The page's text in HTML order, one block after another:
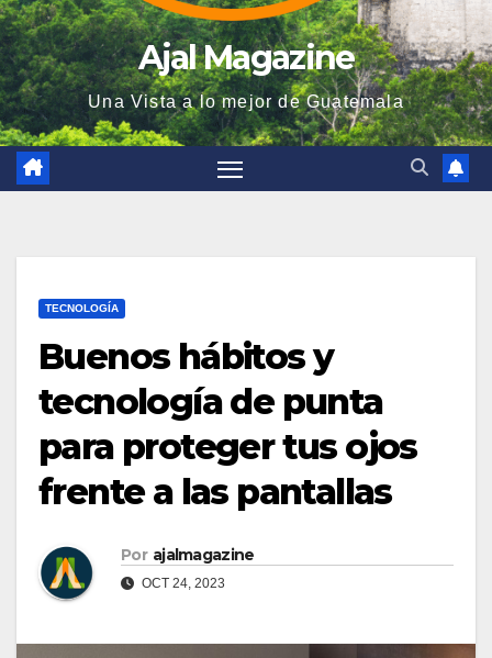
Ajal Magazine
Una Vista a lo mejor de Guatemala
TECNOLOGÍA
Buenos hábitos y
tecnología de punta
para proteger tus ojos
frente a las pantallas
Por ajalmagazine
OCT 24, 2023